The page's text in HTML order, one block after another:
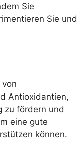
Sie
Sie und
von
Antioxidantien,
zu fördern und
eine gute
können.